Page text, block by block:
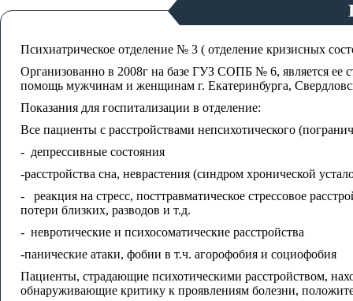
Психиатрическое отделение № 3 ( отделение кризисных
Организованно в 2008г на базе ГУЗ СОПБ № 6, является ее
помощь мужчинам и женщинам г. Екатеринбурга,
Показания для госпитализации в отделение:
Все пациенты с расстройствами непсихотического
- депрессивные состояния
-расстройства сна, неврастения (синдром хронической
- реакция на стресс, посттравматическое стрессовое
потери близких, разводов и т.д.
- невротические и психосоматические расстройства
-панические атаки, фобии в т.ч. агорофобия и социофобия
Пациенты, страдающие психотическими расстройством,
обнаруживающие критику к проявлениям болезни,